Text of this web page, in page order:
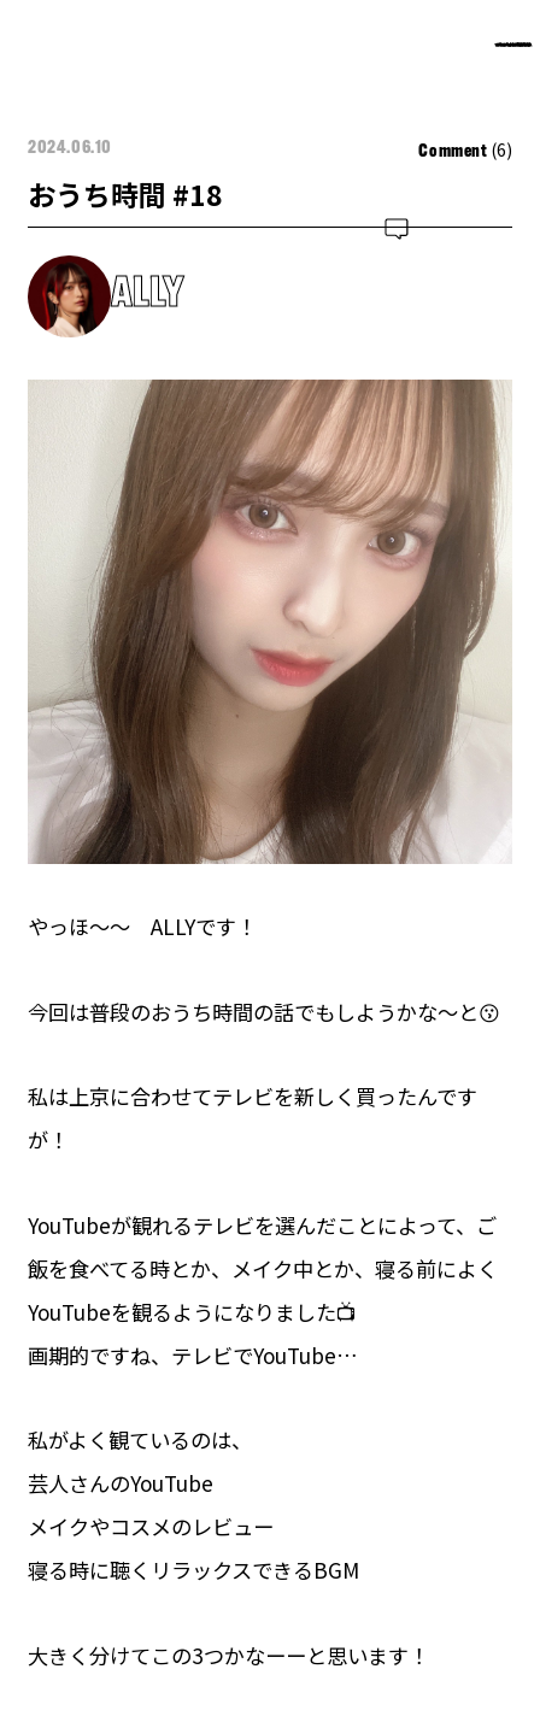
2024.06.10 Comment (6)
おうち時間 #18
ALLY
やっほ〜〜 ALLYです！
今回は普段のおうち時間の話でもしようかな〜と😗
私は上京に合わせてテレビを新しく買ったんです
が！
YouTubeが観れるテレビを選んだことによって、ご
飯を食べてる時とか、メイク中とか、寝る前によく
YouTubeを観るようになりました📺
画期的ですね、テレビでYouTube…
私がよく観ているのは、
芸人さんのYouTube
メイクやコスメのレビュー
寝る時に聴くリラックスできるBGM
大きく分けてこの3つかなーーと思います！